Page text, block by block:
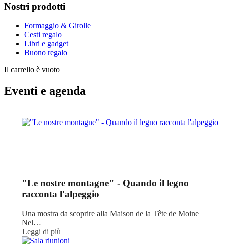
Nostri prodotti
Formaggio & Girolle
Cesti regalo
Libri e gadget
Buono regalo
Il carrello è vuoto
Eventi e agenda
"Le nostre montagne" - Quando il legno
racconta l'alpeggio
Una mostra da scoprire alla Maison de la Tête de Moine
Nel…
Leggi di più